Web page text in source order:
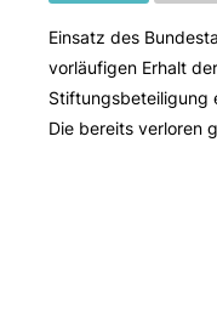
Einsatz des
vorläufigen Erhalt
Stiftungsbeteiligung
Die bereits verloren